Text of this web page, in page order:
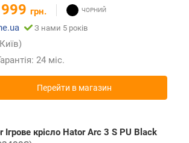
грн.
З нами 5 років
24 міс.
Перейти в магазин
Ігрове крісло Hator Arc 3 S PU Black